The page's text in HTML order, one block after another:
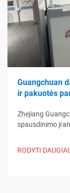
Guangchuan
ir pakuotės
Zhejiang
spausdinimo
RODYTI